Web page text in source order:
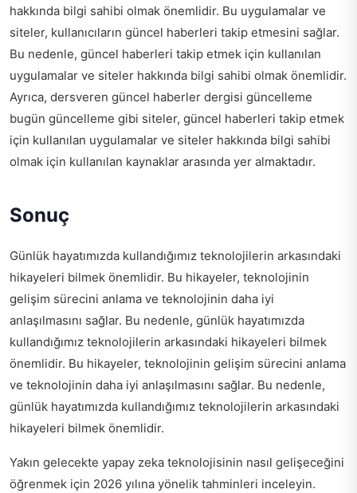
hakkında bilgi sahibi olmak önemlidir. Bu uygulamalar ve
siteler, kullanıcıların güncel haberleri takip etmesini sağlar.
Bu nedenle, güncel haberleri takip etmek için kullanılan
uygulamalar ve siteler hakkında bilgi sahibi olmak önemlidir.
Ayrıca, dersveren güncel haberler dergisi güncelleme
bugün güncelleme gibi siteler, güncel haberleri takip etmek
için kullanılan uygulamalar ve siteler hakkında bilgi sahibi
olmak için kullanılan kaynaklar arasında yer almaktadır.
Sonuç
Günlük hayatımızda kullandığımız teknolojilerin arkasındaki
hikayeleri bilmek önemlidir. Bu hikayeler, teknolojinin
gelişim sürecini anlama ve teknolojinin daha iyi
anlaşılmasını sağlar. Bu nedenle, günlük hayatımızda
kullandığımız teknolojilerin arkasındaki hikayeleri bilmek
önemlidir. Bu hikayeler, teknolojinin gelişim sürecini anlama
ve teknolojinin daha iyi anlaşılmasını sağlar. Bu nedenle,
günlük hayatımızda kullandığımız teknolojilerin arkasındaki
hikayeleri bilmek önemlidir.
Yakın gelecekte yapay zeka teknolojisinin nasıl gelişeceğini
öğrenmek için 2026 yılına yönelik tahminleri inceleyin.